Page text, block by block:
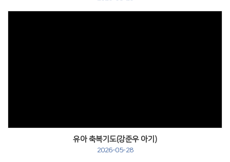
유아 축복기도(강준우 아기)
2026-05-28